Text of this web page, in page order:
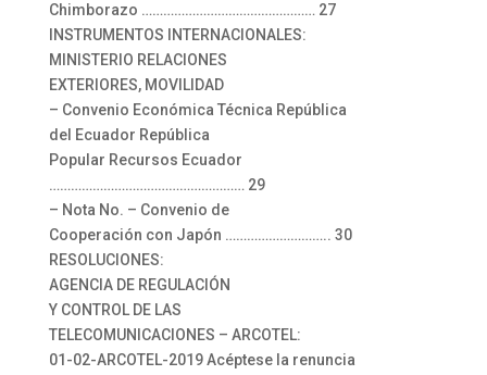
Chimborazo ………………………………………… 27
INSTRUMENTOS INTERNACIONALES:
MINISTERIO RELACIONES
EXTERIORES, MOVILIDAD
– Convenio Económica Técnica República
del Ecuador República
Popular Recursos Ecuador
……………………………………………… 29
– Nota No. – Convenio de
Cooperación con Japón ……………………….. 30
RESOLUCIONES:
AGENCIA DE REGULACIÓN
Y CONTROL DE LAS
TELECOMUNICACIONES – ARCOTEL:
01-02-ARCOTEL-2019 Acéptese la renuncia